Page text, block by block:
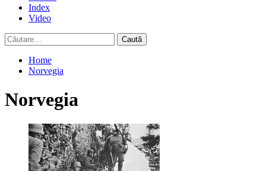
Index
Video
Caută
după:
Home
Norvegia
Norvegia